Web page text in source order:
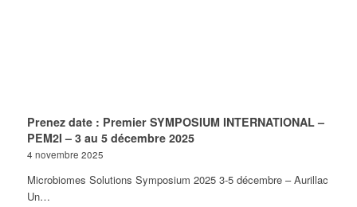
Prenez date : Premier SYMPOSIUM INTERNATIONAL –
PEM2I – 3 au 5 décembre 2025
4 novembre 2025
Microbiomes Solutions Symposium 2025 3-5 décembre – Aurillac
Un…